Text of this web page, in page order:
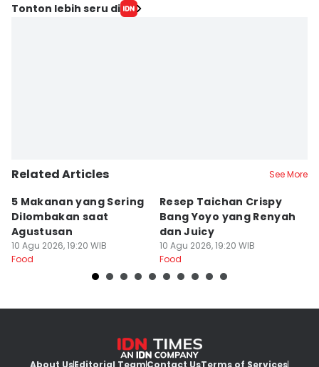
Tonton lebih seru di
Related Articles See More
5 Makanan yang Sering
Dilombakan saat
Agustusan
10 Agu 2026, 19:20 WIB
Food
Resep Taichan Crispy
Bang Yoyo yang Renyah
dan Juicy
10 Agu 2026, 19:20 WIB
Food
About UsEditorial TeamContact UsTerms of Services